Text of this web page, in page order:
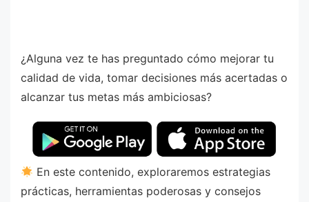
¿Alguna vez te has preguntado cómo mejorar tu
calidad de vida, tomar decisiones más acertadas o
alcanzar tus metas más ambiciosas?
En este contenido, exploraremos estrategias
prácticas, herramientas poderosas y consejos